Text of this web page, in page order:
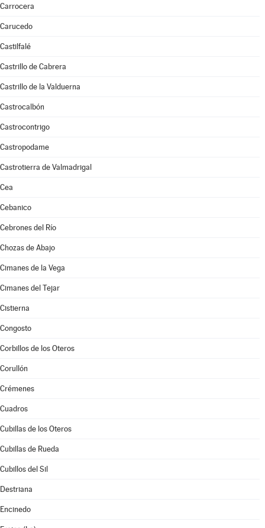
Carrocera
Carucedo
Castilfalé
Castrillo de Cabrera
Castrillo de la Valduerna
Castrocalbón
Castrocontrigo
Castropodame
Castrotierra de Valmadrigal
Cea
Cebanico
Cebrones del Río
Chozas de Abajo
Cimanes de la Vega
Cimanes del Tejar
Cistierna
Congosto
Corbillos de los Oteros
Corullón
Crémenes
Cuadros
Cubillas de los Oteros
Cubillas de Rueda
Cubillos del Sil
Destriana
Encinedo